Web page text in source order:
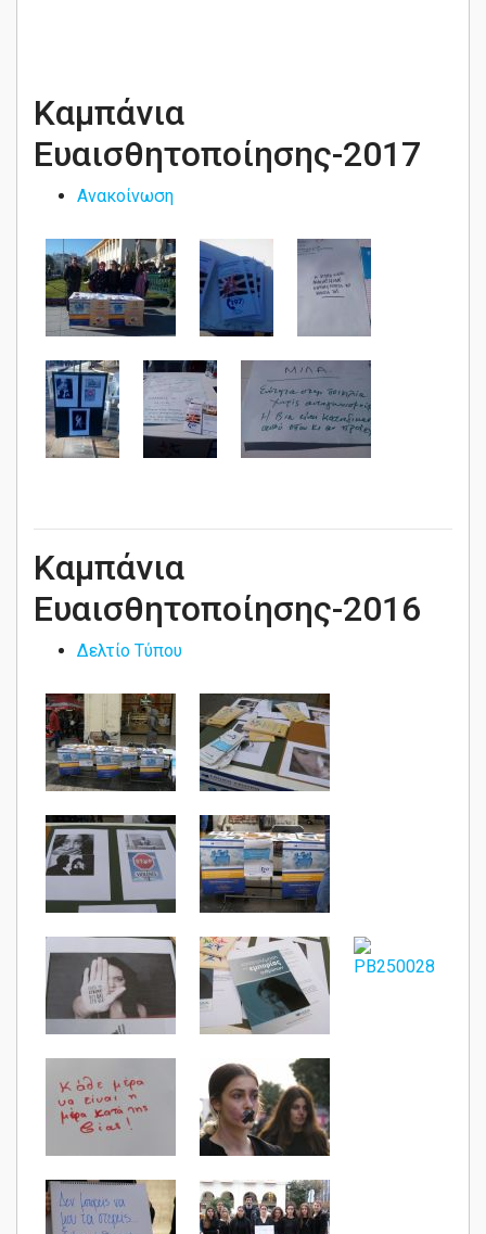
Καμπάνια
Ευαισθητοποίησης-2017
Ανακοίνωση
Καμπάνια
Ευαισθητοποίησης-2016
Δελτίο Τύπου